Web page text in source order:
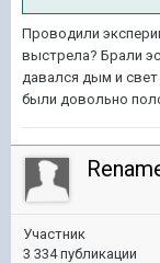
Проводили
выстрела? Брали
давался дым и
были довольно
Участник
3 334 публикации